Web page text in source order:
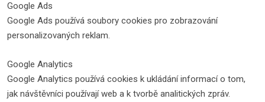
Google Ads
Google Ads používá soubory cookies pro zobrazování
personalizovaných reklam.
Google Analytics
Google Analytics používá cookies k ukládání informací o tom,
jak návštěvníci používají web a k tvorbě analitických zpráv.